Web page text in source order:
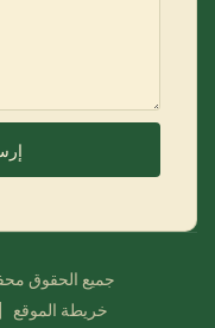
جميع الحقوق محفوظة © 2026
| خريطة الموقع